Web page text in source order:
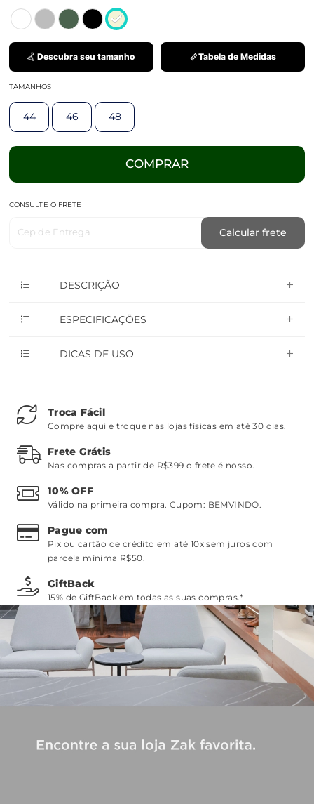
Descubra seu tamanho Tabela de Medidas
TAMANHOS
44 46 48
COMPRAR
CONSULTE O FRETE
Cep de Entrega Calcular frete
DESCRIÇÃO
ESPECIFICAÇÕES
DICAS DE USO
Troca Fácil
Compre aqui e troque nas lojas físicas em até 30 dias.
Frete Grátis
Nas compras a partir de R$399 o frete é nosso.
10% OFF
Válido na primeira compra. Cupom: BEMVINDO.
Pague com
Pix ou cartão de crédito em até 10x sem juros com
parcela mínima R$50.
GiftBack
15% de GiftBack em todas as suas compras.*